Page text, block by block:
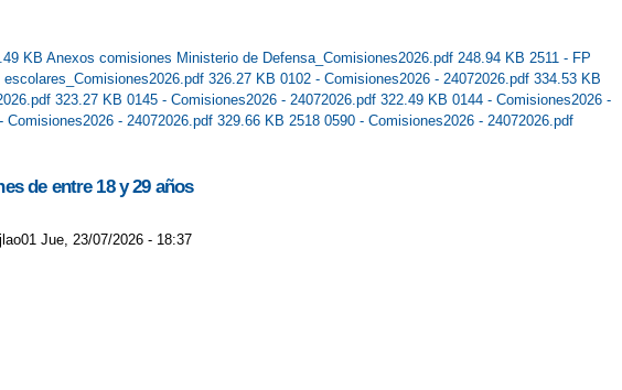
KB Anexos comisiones Ministerio de Defensa_Comisiones2026.pdf 248.94 KB 2511 - FP
326.27 KB 0102 - Comisiones2026 - 24072026.pdf 334.53 KB
323.27 KB 0145 - Comisiones2026 - 24072026.pdf 322.49 KB 0144 - Comisiones2026 -
Comisiones2026 - 24072026.pdf 329.66 KB 2518 0590 - Comisiones2026 - 24072026.pdf
de entre 18 y 29 años
Jue, 23/07/2026 - 18:37